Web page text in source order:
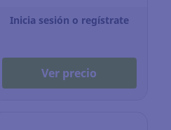
Inicia sesión o regístrate
Ver precio